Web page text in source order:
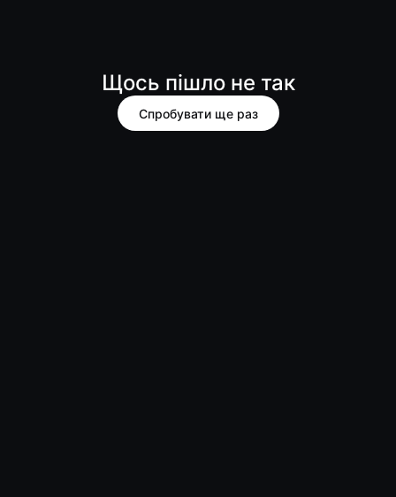
Щось пішло не так
Спробувати ще раз